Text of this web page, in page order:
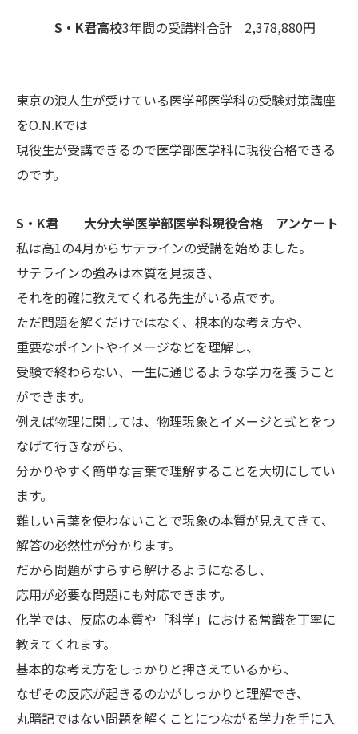
S・K君高校3年間の受講料合計 2,378,880円
東京の浪人生が受けている医学部医学科の受験対策講座
をO.N.Kでは
現役生が受講できるので医学部医学科に現役合格できる
のです。
S・K君 大分大学医学部医学科現役合格 アンケート
私は高1の4月からサテラインの受講を始めました。
サテラインの強みは本質を見抜き、
それを的確に教えてくれる先生がいる点です。
ただ問題を解くだけではなく、根本的な考え方や、
重要なポイントやイメージなどを理解し、
受験で終わらない、一生に通じるような学力を養うこと
ができます。
例えば物理に関しては、物理現象とイメージと式とをつ
なげて行きながら、
分かりやすく簡単な言葉で理解することを大切にしてい
ます。
難しい言葉を使わないことで現象の本質が見えてきて、
解答の必然性が分かります。
だから問題がすらすら解けるようになるし、
応用が必要な問題にも対応できます。
化学では、反応の本質や「科学」における常識を丁寧に
教えてくれます。
基本的な考え方をしっかりと押さえているから、
なぜその反応が起きるのかがしっかりと理解でき、
丸暗記ではない問題を解くことにつながる学力を手に入